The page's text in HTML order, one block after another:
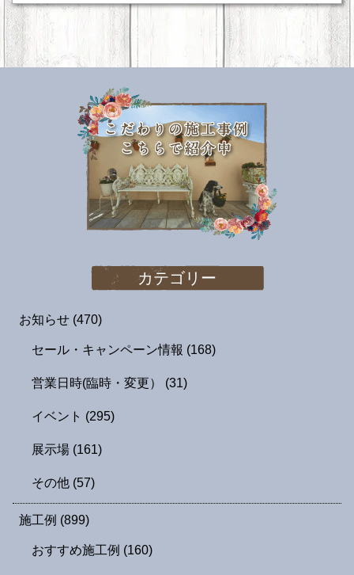
カテゴリー
お知らせ (470)
セール・キャンペーン情報 (168)
営業日時(臨時・変更） (31)
イベント (295)
展示場 (161)
その他 (57)
施工例 (899)
おすすめ施工例 (160)